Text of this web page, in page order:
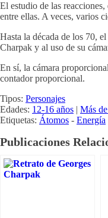
El estudio de las
entre ellas. A veces, varios
Hasta la década de los 70,
Charpak y al uso de su
En sí, la cámara
contador proporcional.
Tipos: Personajes
Edades: 12-16 años | Más
Etiquetas: Átomos - Energía
Publicaciones